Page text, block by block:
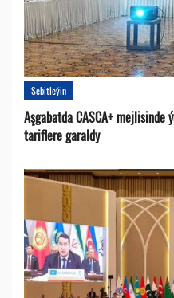
Sebitleýin
Aşgabatda CASCA+
tariflere garaldy